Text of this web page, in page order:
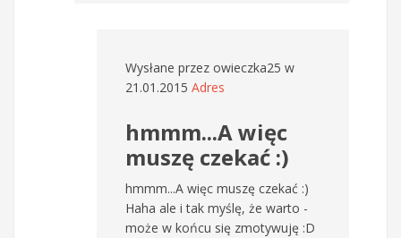
Wysłane przez owieczka25 w
21.01.2015 Adres
hmmm...A więc
muszę czekać :)
hmmm...A więc muszę czekać :)
Haha ale i tak myślę, że warto -
może w końcu się zmotywuję :D